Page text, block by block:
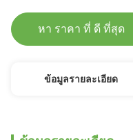
หา ราคา ที่ ดี ที่สุด
ข้อมูลรายละเอียด